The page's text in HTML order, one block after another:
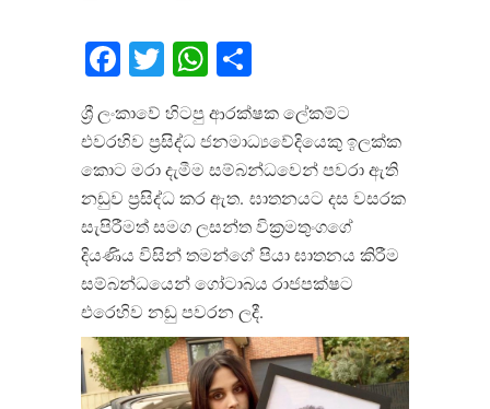
Facebook
TwitterWhatsApp
ශ්‍රී ලංකාවේ හිටපු ආරක්ෂක ලේකම්ට​
එවරහිව ප්‍රසිද්ධ ජනමාධ්‍යවේදියෙකු ඉලක්ක
කොට​ මරා දැමීම සම්බන්ධවෙන් පවරා ඇති
නඩුව ප්‍රසිද්ධ කර ඇත. ඝාතනයට දස වසරක
සැපිරීමත් සමග ලසන්ත වික්‍රමතුංගගේ
දියණිය විසින් තමන්ගේ පියා ඝාතනය කිරීම
සම්බන්ධයෙන් ගෝටාබය රාජපක්ෂට
එරෙහිව​ නඩු පවරන ලදී.